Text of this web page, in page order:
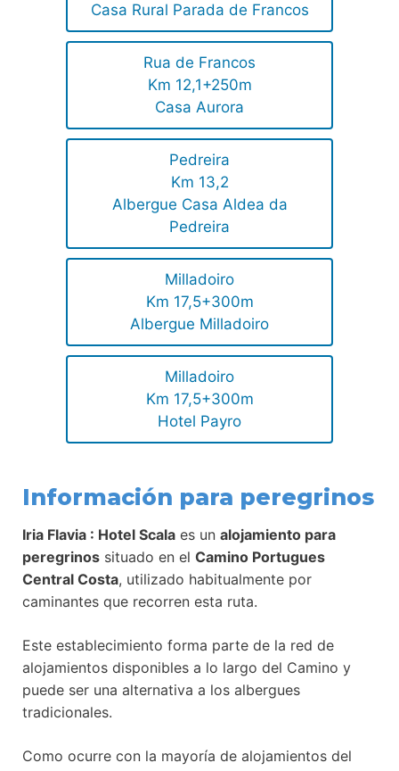
Casa Rural Parada de Francos
Rua de Francos
Km 12,1+250m
Casa Aurora
Pedreira
Km 13,2
Albergue Casa Aldea da
Pedreira
Milladoiro
Km 17,5+300m
Albergue Milladoiro
Milladoiro
Km 17,5+300m
Hotel Payro
Información para peregrinos
Iria Flavia : Hotel Scala es un alojamiento para
peregrinos situado en el Camino Portugues
Central Costa, utilizado habitualmente por
caminantes que recorren esta ruta.
Este establecimiento forma parte de la red de
alojamientos disponibles a lo largo del Camino y
puede ser una alternativa a los albergues
tradicionales.
Como ocurre con la mayoría de alojamientos del